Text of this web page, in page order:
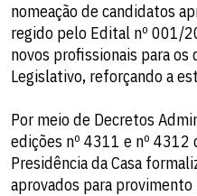
nomeação de candidatos
regido pelo Edital nº 001/
novos profissionais para
Legislativo, reforçando a
Por meio de Decretos
edições nº 4311 e nº 4312
Presidência da Casa
aprovados para